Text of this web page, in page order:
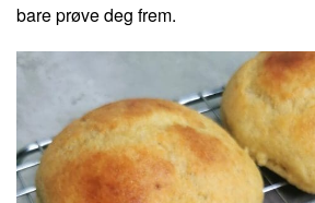
bare prøve deg frem.